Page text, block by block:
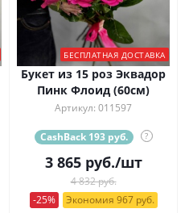
БЕСПЛАТНАЯ ДОСТАВКА
Букет из 15 роз Эквадор
Пинк Флоид (60см)
Артикул: 011597
CashBack 193 руб. ?
3 865руб./шт
4 832 руб.
-25%
Экономия 967 руб.